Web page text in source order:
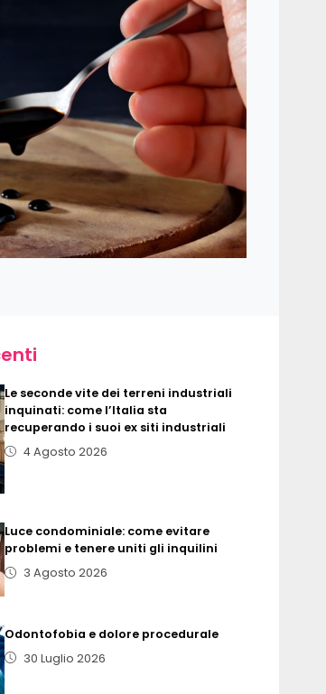
Le seconde vite dei terreni industriali
inquinati: come l’Italia sta
recuperando i suoi ex siti industriali
4 Agosto 2026
Luce condominiale: come evitare
problemi e tenere uniti gli inquilini
3 Agosto 2026
Odontofobia e dolore procedurale
30 Luglio 2026